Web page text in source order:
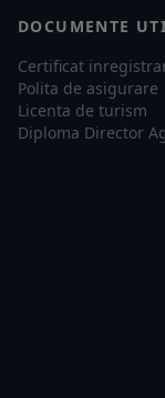
DOCUMENTE
Certificat
Polita de asigurare
Licenta de turism
Diploma Director